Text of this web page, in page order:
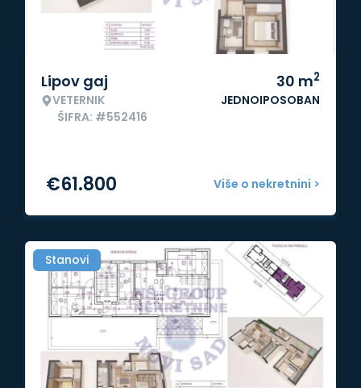
Lipov gaj
VETERNIK
ŠIFRA: #552416
30 m2
JEDNOIPOSOBAN
Više o nekretnini >
€61.800
Stanovi